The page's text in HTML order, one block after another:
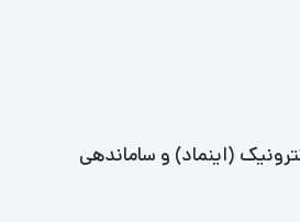
(اینماد) و ساماندهی